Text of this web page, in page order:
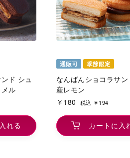
ド シュ
ル
れる
なんばんショコラサ
産レモン
￥180
税込 ￥194
カートに入